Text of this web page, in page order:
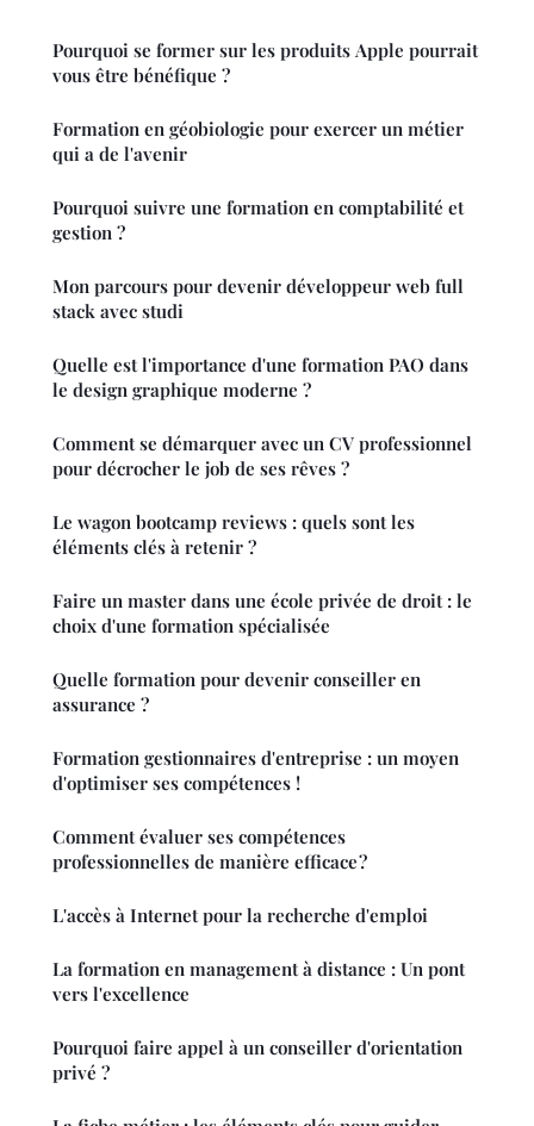
Pourquoi se former sur les produits Apple pourrait
vous être bénéfique ?
Formation en géobiologie pour exercer un métier
qui a de l'avenir
Pourquoi suivre une formation en comptabilité et
gestion ?
Mon parcours pour devenir développeur web full
stack avec studi
Quelle est l'importance d'une formation PAO dans
le design graphique moderne ?
Comment se démarquer avec un CV professionnel
pour décrocher le job de ses rêves ?
Le wagon bootcamp reviews : quels sont les
éléments clés à retenir ?
Faire un master dans une école privée de droit : le
choix d'une formation spécialisée
Quelle formation pour devenir conseiller en
assurance ?
Formation gestionnaires d'entreprise : un moyen
d'optimiser ses compétences !
Comment évaluer ses compétences
professionnelles de manière efficace ?
L'accès à Internet pour la recherche d'emploi
La formation en management à distance : Un pont
vers l'excellence
Pourquoi faire appel à un conseiller d'orientation
privé ?